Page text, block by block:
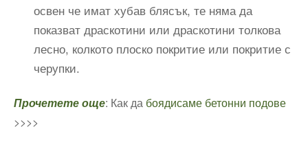
освен че имат хубав блясък, те няма да
показват драскотини или драскотини толкова
лесно, колкото плоско покритие или покритие с
черупки.
Прочетете още: Как да боядисаме бетонни подове
>>>>